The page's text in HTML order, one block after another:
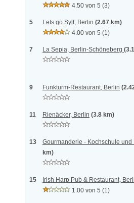
4.50 von 5 (3)
5 Lets go Sylt, Berlin (2.67 km)
4.00 von 5 (1)
7 La Sepia, Berlin-Schöneberg
9 Funkturm-Restaurant, Berlin
11 Rienäcker, Berlin (3.8 km)
13
Gourmanderie - Kochschule
km)
15
Irish Harp Pub & Restaurant,
1.00 von 5 (1)